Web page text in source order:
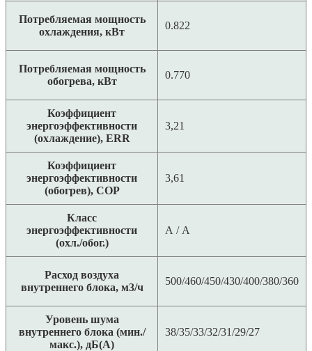
Потребляемая мощность
охлаждения, кВт
0.822
Потребляемая мощность
обогрева, кВт
0.770
Коэффициент
энергоэффективности
(охлаждение), ERR
3,21
Коэффициент
энергоэффективности
(обогрев), COP
3,61
Класс
энергоэффективности
(охл./обог.)
A / A
Расход воздуха
внутреннего блока, м3/ч
500/460/450/430/400/380/360
Уровень шума
внутреннего блока (мин./
макс.), дБ(А)
38/35/33/32/31/29/27